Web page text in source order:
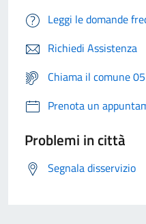
Leggi le domande
Richiedi Assistenza
Chiama il comune
Prenota un
Problemi in città
Segnala disservizio